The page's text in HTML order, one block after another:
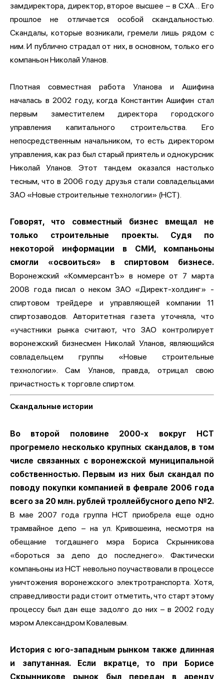
замдиректора, директор, второе высшее – в СХА… Его
прошлое не отличается особой скандальностью.
Скандалы, которые возникали, гремели лишь рядом с
ним. И публично страдал от них, в основном, только его
компаньон Николай Уланов.
Плотная совместная работа Уланова и Ашифина
началась в 2002 году, когда Константин Ашифин стал
первым заместителем директора городского
управления капитального строительства. Его
непосредственным начальником, то есть директором
управления, как раз был старый приятель и однокурсник
Николай Уланов. Этот тандем оказался настолько
тесным, что в 2006 году друзья стали совладельцами
ЗАО «Новые строительные технологии» (НСТ).
Говорят, что совместный бизнес вмещал не
только строительные проекты. Судя по
некоторой информации в СМИ, компаньоны
смогли «освоиться» в спиртовом бизнесе.
Воронежский «КоммерсантЪ» в номере от 7 марта
2008 года писал о неком ЗАО «Директ-холдинг» -
спиртовом трейдере и управляющей компании 11
спиртозаводов. Авторитетная газета уточняла, что
«участники рынка считают, что ЗАО контролирует
воронежский бизнесмен Николай Уланов, являющийся
совладельцем группы «Новые строительные
технологии». Сам Уланов, правда, отрицал свою
причастность к торговле спиртом.
Скандальные истории
Во второй половине 2000-х вокруг НСТ
прогремело несколько крупных скандалов, в том
числе связанных с воронежской муниципальной
собственностью. Первым из них был скандал по
поводу покупки компанией в феврале 2006 года
всего за 20 млн. рублей троллейбусного депо №2.
В мае 2007 года группа НСТ приобрела еще одно
трамвайное депо – на ул. Кривошеина, несмотря на
обещание тогдашнего мэра Бориса Скрынникова
«бороться за депо до последнего». Фактически
компаньоны из НСТ невольно поучаствовали в процессе
уничтожения воронежского электротранспорта. Хотя,
справедливости ради стоит отметить, что старт этому
процессу был дан еще задолго до них – в 2002 году
мэром Александром Ковалевым.
История с юго-западным рынком также длинная
и запутанная. Если вкратце, то при Борисе
Скрынникове рынок был передан в аренду